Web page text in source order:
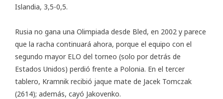
Islandia, 3,5-0,5.
Rusia no gana una Olimpiada desde Bled, en 2002 y parece
que la racha continuará ahora, porque el equipo con el
segundo mayor ELO del torneo (solo por detrás de
Estados Unidos) perdió frente a Polonia. En el tercer
tablero, Kramnik recibió jaque mate de Jacek Tomczak
(2614); además, cayó Jakovenko.